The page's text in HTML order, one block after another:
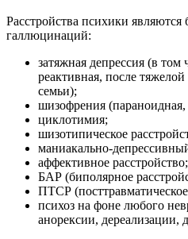
Расстройства психики
галлюцинаций:
затяжная депрессия (в том
реактивная, после
семьи);
шизофрения (параноидная,
циклотимия;
шизотипическое
маниакально-
аффективное расстройство;
БАР (биполярное
ПТСР (посттравматическое
психоз на фоне любого
анорексии, дереализации,